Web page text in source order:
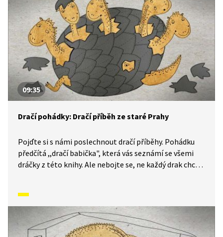
09:35
Dračí pohádky: Dračí příběh ze staré Prahy
Pojďte si s námi poslechnout dračí příběhy. Pohádku
předčítá ,,dračí babička", která vás seznámí se všemi
dráčky z této knihy. Ale nebojte se, ne každý drak chce